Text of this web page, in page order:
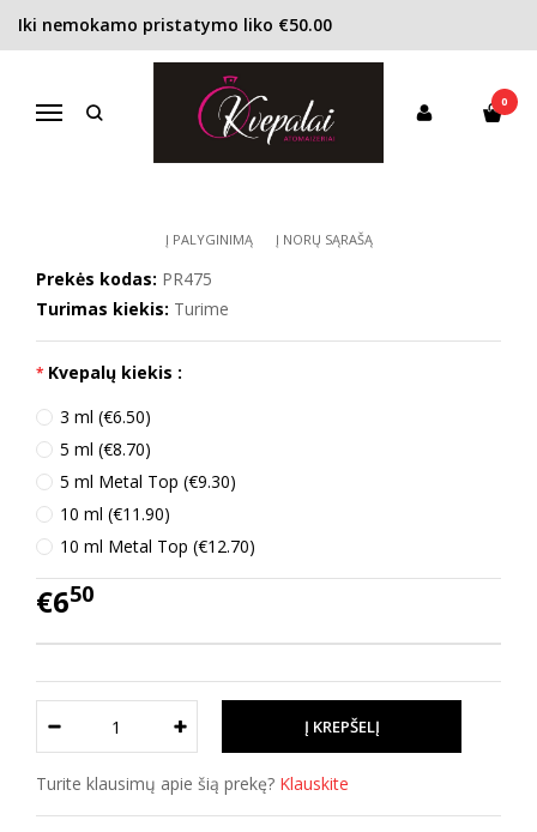
Iki nemokamo pristatymo liko €50.00
Navigacija
0
Pagrindinis KONCENTRACIJA
Kvapusis vanduo (EDP)
Paco Rabanne Ultraviolet EDP moterims
PACO RABANNE ULTRAVIOLET EDP
Į PALYGINIMĄ Į NORŲ SĄRAŠĄ
Prekės kodas: PR475
Turimas kiekis: Turime
Kvepalų kiekis :
3 ml (€6.50)
5 ml (€8.70)
5 ml Metal Top (€9.30)
10 ml (€11.90)
10 ml Metal Top (€12.70)
€650
Turite klausimų apie šią prekę? Klauskite